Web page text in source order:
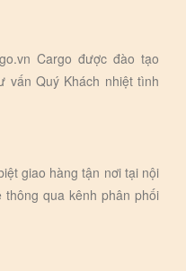
Cargo được đào tạo
vấn Quý Khách nhiệt tình
giao hàng tận nơi tại nội
qua kênh phân phối